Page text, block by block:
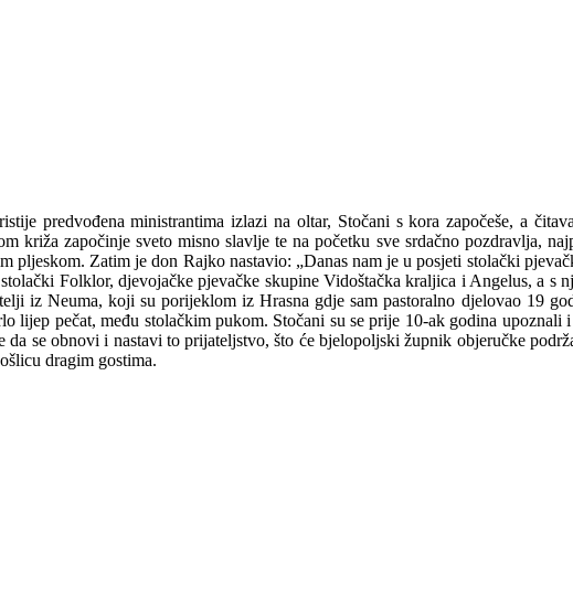
predvođena ministrantima izlazi na oltar, Stočani s kora započeše, a
križa započinje sveto misno slavlje te na početku sve srdačno pozdravlja,
pljeskom. Zatim je don Rajko nastavio: „Danas nam je u posjeti stolački
Folklor, djevojačke pjevačke skupine Vidoštačka kraljica i Angelus, a s
iz Neuma, koji su porijeklom iz Hrasna gdje sam pastoralno djelovao 19
lijep pečat, među stolačkim pukom. Stočani su se prije 10-ak godina upoznali
se obnovi i nastavi to prijateljstvo, što će bjelopoljski župnik objeručke
dragim gostima.